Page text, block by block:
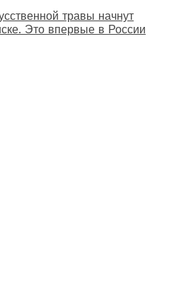
травы начнут
Это впервые в России